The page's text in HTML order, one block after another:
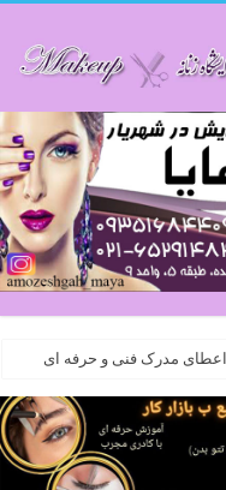
اعطای مدرک فنی و حرفه ای